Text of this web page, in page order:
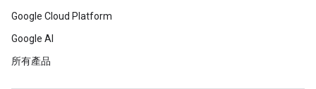
Google Cloud Platform
Google AI
所有產品